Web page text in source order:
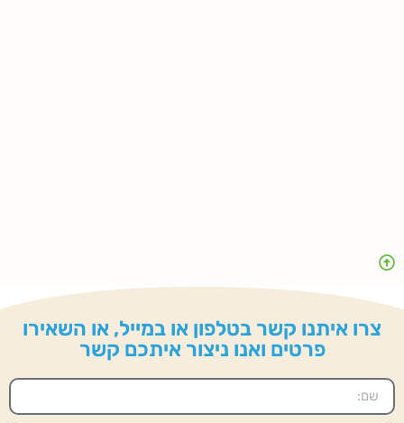
צרו איתנו קשר בטלפון או במייל, או השאירו
פרטים ואנו ניצור איתכם קשר